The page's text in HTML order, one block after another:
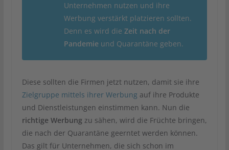
Unternehmen nutzen und ihre
Werbung verstärkt platzieren sollten.
Denn es wird die Zeit nach der
Pandemieund Quarantäne geben.
Diese sollten die Firmen jetzt nutzen, damit sie ihre
Zielgruppe mittels ihrer Werbung auf ihre Produkte
und Dienstleistungen einstimmen kann. Nun die
richtige Werbungzu sähen, wird die Früchte bringen,
die nach der Quarantäne geerntet werden können.
Das gilt für Unternehmen, die sich schon im